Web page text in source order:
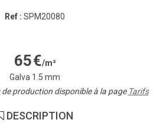
Ref : SPM20080
65€/m²
Galva 1.5 mm
production disponible à la page Tarifs
DESCRIPTION